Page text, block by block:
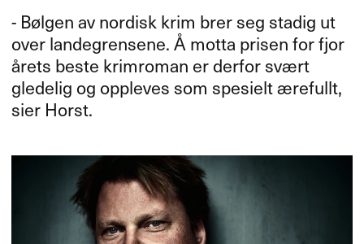
- B​ø​lgen av nordisk krim brer seg stadig ut
over landegrensene. ​Å motta prisen for fjor​
å​rets beste krimroman er derfor sv​æ​rt
gledelig og oppleves som spesielt ​æ​refullt,
sier Horst.​​